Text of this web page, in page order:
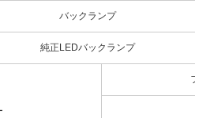
バックランプ
純正LEDバックランプ
フ